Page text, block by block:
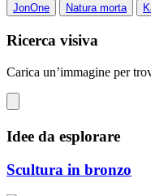
JonOne
Natura morta
Ricerca visiva
Carica un’immagine per
Idee da esplorare
Scultura in bronzo